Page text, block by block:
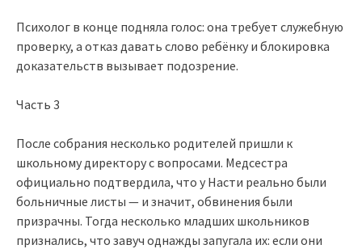
Психолог в конце подняла голос: она требует служебную
проверку, а отказ давать слово ребёнку и блокировка
доказательств вызывает подозрение.
Часть 3
После собрания несколько родителей пришли к
школьному директору с вопросами. Медсестра
официально подтвердила, что у Насти реально были
больничные листы — и значит, обвинения были
призрачны. Тогда несколько младших школьников
признались, что завуч однажды запугала их: если они